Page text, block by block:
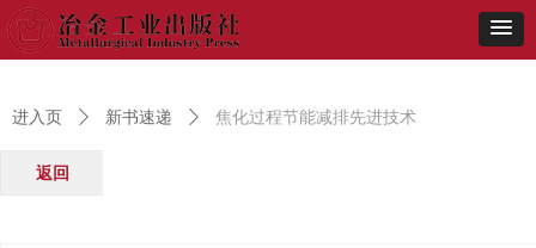
进入页 ꄲ 新书速递 ꄲ 焦化过程节能减排先进技术
返回